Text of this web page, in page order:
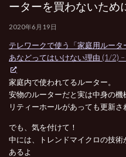
ーターを買わないため
2020年6月19日
テレワークで使う「家庭用ルー
あなどってはいけない理由 (1/2) –
家庭内で使われてるルーター。
安物のルーターだと実は中身の
リティーホールがあっても更新さ
でも、気を付けて！
中には、トレンドマイクロの技
あるよ